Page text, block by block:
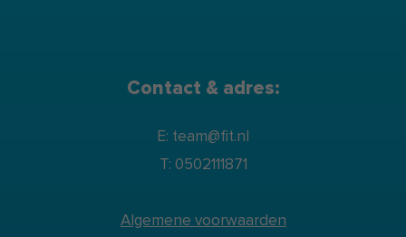
Contact & adres:
E: team@fit.nl
T: 0502111871
Algemene voorwaarden